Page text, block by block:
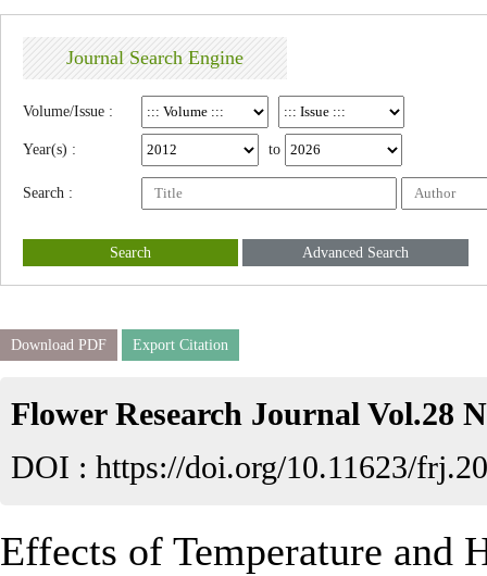
Journal Search Engine
Volume/Issue :
Year(s) : to
Search :
Search Advanced Search
Download PDF Export Citation
Flower Research Journal Vol.28
DOI : https://doi.org/10.11623/
Effects of Temperature and